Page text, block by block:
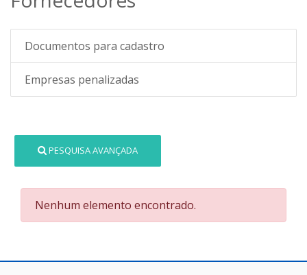
Documentos para cadastro
Empresas penalizadas
PESQUISA AVANÇADA
Nenhum elemento encontrado.